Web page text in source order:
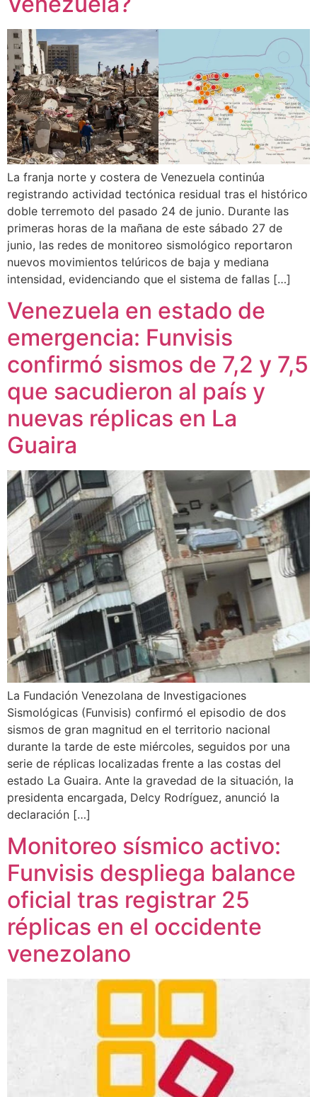
La franja norte y costera de Venezuela continúa
registrando actividad tectónica residual tras el histórico
doble terremoto del pasado 24 de junio. Durante las
primeras horas de la mañana de este sábado 27 de
junio, las redes de monitoreo sismológico reportaron
nuevos movimientos telúricos de baja y mediana
intensidad, evidenciando que el sistema de fallas […]
Venezuela en estado de
emergencia: Funvisis
confirmó sismos de 7,2 y 7,5
que sacudieron al país y
nuevas réplicas en La
Guaira
La Fundación Venezolana de Investigaciones
Sismológicas (Funvisis) confirmó el episodio de dos
sismos de gran magnitud en el territorio nacional
durante la tarde de este miércoles, seguidos por una
serie de réplicas localizadas frente a las costas del
estado La Guaira. Ante la gravedad de la situación, la
presidenta encargada, Delcy Rodríguez, anunció la
declaración […]
Monitoreo sísmico activo:
Funvisis despliega balance
oficial tras registrar 25
réplicas en el occidente
venezolano